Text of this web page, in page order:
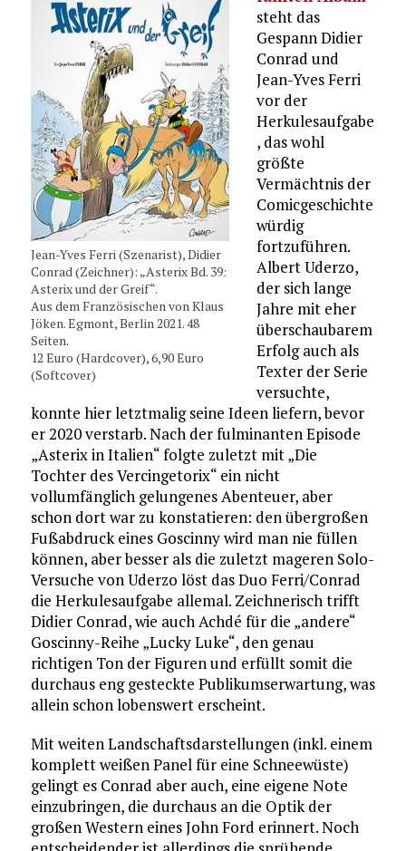
Jean-Yves Ferri (Szenarist), Didier
Conrad (Zeichner): „Asterix Bd. 39:
Asterix und der Greif“.
Aus dem Französischen von Klaus
Jöken. Egmont, Berlin 2021. 48
Seiten.
12 Euro (Hardcover), 6,90 Euro
(Softcover)
steht das
Gespann Didier
Conrad und
Jean-Yves Ferri
vor der
Herkulesaufgabe
, das wohl
größte
Vermächtnis der
Comicgeschichte
würdig
fortzuführen.
Albert Uderzo,
der sich lange
Jahre mit eher
überschaubarem
Erfolg auch als
Texter der Serie
versuchte,
konnte hier letztmalig seine Ideen liefern, bevor
er 2020 verstarb. Nach der fulminanten Episode
„Asterix in Italien“ folgte zuletzt mit „Die
Tochter des Vercingetorix“ ein nicht
vollumfänglich gelungenes Abenteuer, aber
schon dort war zu konstatieren: den übergroßen
Fußabdruck eines Goscinny wird man nie füllen
können, aber besser als die zuletzt mageren Solo-
Versuche von Uderzo löst das Duo Ferri/Conrad
die Herkulesaufgabe allemal. Zeichnerisch trifft
Didier Conrad, wie auch Achdé für die „andere“
Goscinny-Reihe „Lucky Luke“, den genau
richtigen Ton der Figuren und erfüllt somit die
durchaus eng gesteckte Publikumserwartung, was
allein schon lobenswert erscheint.
Mit weiten Landschaftsdarstellungen (inkl. einem
komplett weißen Panel für eine Schneewüste)
gelingt es Conrad aber auch, eine eigene Note
einzubringen, die durchaus an die Optik der
großen Western eines John Ford erinnert. Noch